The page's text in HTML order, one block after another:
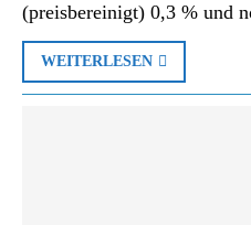
(preisbereinigt) 0,3 % und
WEITERLESEN